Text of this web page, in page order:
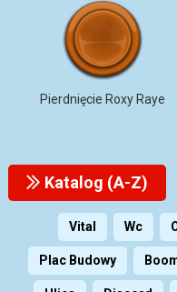
Pierdnięcie Roxy Raye
Katalog (A-Z)
Vital Wc
Plac Budowy